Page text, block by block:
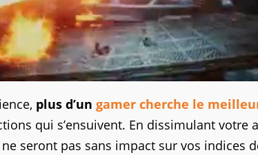
plus d’un gamer cherche le
qui s’ensuivent. En dissimulant votre
seront pas sans impact sur vos indices